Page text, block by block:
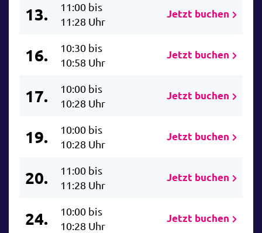
13.
11:00 bis
11:28 Uhr
Jetzt buchen
16.
10:30 bis
10:58 Uhr
Jetzt buchen
17.
10:00 bis
10:28 Uhr
Jetzt buchen
19.
10:00 bis
10:28 Uhr
Jetzt buchen
20.
11:00 bis
11:28 Uhr
Jetzt buchen
24.
10:00 bis
10:28 Uhr
Jetzt buchen